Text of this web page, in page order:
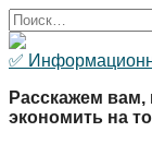
Перейти
к
содержанию
Search
for:
✅
Расскажем вам,
экономить на